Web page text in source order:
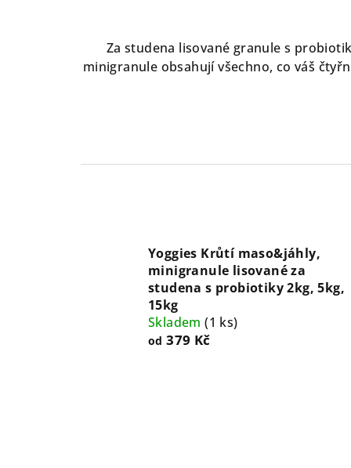
Za studena lisované granule s
minigranule obsahují všechno, co váš
Yoggies Krůtí maso&jáhly,
minigranule lisované za
studena s probiotiky 2kg, 5kg,
15kg
Skladem(1 ks)
od 379 Kč